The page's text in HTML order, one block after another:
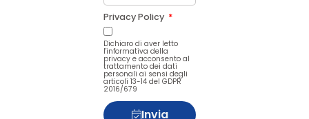
Privacy Policy
Dichiaro di aver letto
l'informativa della
privacy e acconsento al
trattamento dei dati
personali ai sensi degli
articoli 13-14 del GDPR
2016/679
Invia